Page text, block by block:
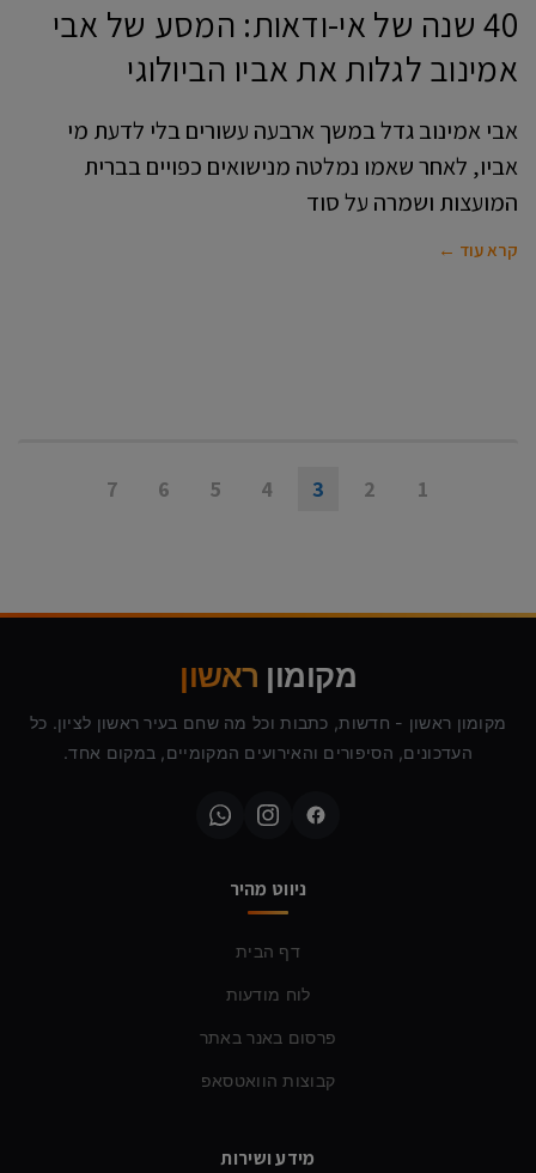
40 שנה של אי-ודאות: המסע של אבי
אמינוב לגלות את אביו הביולוגי
אבי אמינוב גדל במשך ארבעה עשורים בלי לדעת מי
אביו, לאחר שאמו נמלטה מנישואים כפויים בברית
המועצות ושמרה על סוד
קרא עוד ←
1
2
3
4
5
6
7
מקומון ראשון
מקומון ראשון - חדשות, כתבות וכל מה שחם בעיר ראשון לציון. כל
העדכונים, הסיפורים והאירועים המקומיים, במקום אחד.
ניווט מהיר
דף הבית
לוח מודעות
פרסום באנר באתר
קבוצות הוואטסאפ
מידע ושירות